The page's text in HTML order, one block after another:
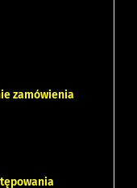
zamówienia